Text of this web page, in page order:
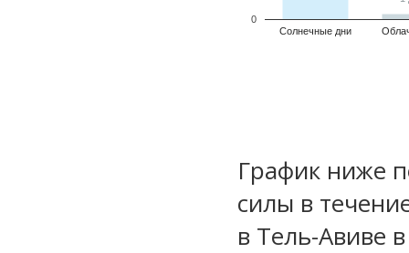
Солнечные дни
0
График ниже
силы в
в Тель-Авиве